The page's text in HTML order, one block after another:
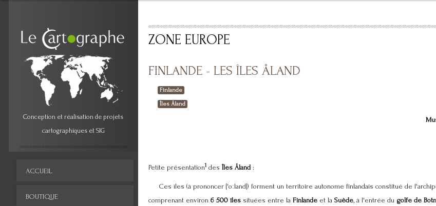
ZONE EUROPE
FINLANDE - LES ÎLES ÅLAND
Finlande
Îles Åland
Petite présentation1desÎles Åland:
Ces îles (à prononcer ['oːland]) forment un territoire autonome finlandais constitué de
comprenant environ6 500 îlessituées entre la Finlandeet la Suède, à l'entrée du golfe de
Conception et réalisation de projets
cartographiques et SIG
ACCUEIL
BOUTIQUE